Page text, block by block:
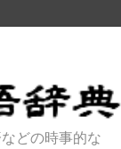
どの時事的な